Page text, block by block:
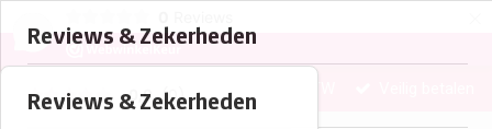
-
Gratis verzending vanaf € 75,- excl. BTW